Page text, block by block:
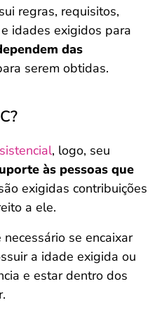
regras, requisitos,
idades exigidos para
das
serem obtidas.
stencial, logo, seu
às pessoas que
exigidas contribuições
a ele.
se encaixar
a idade exigida ou
e estar dentro dos